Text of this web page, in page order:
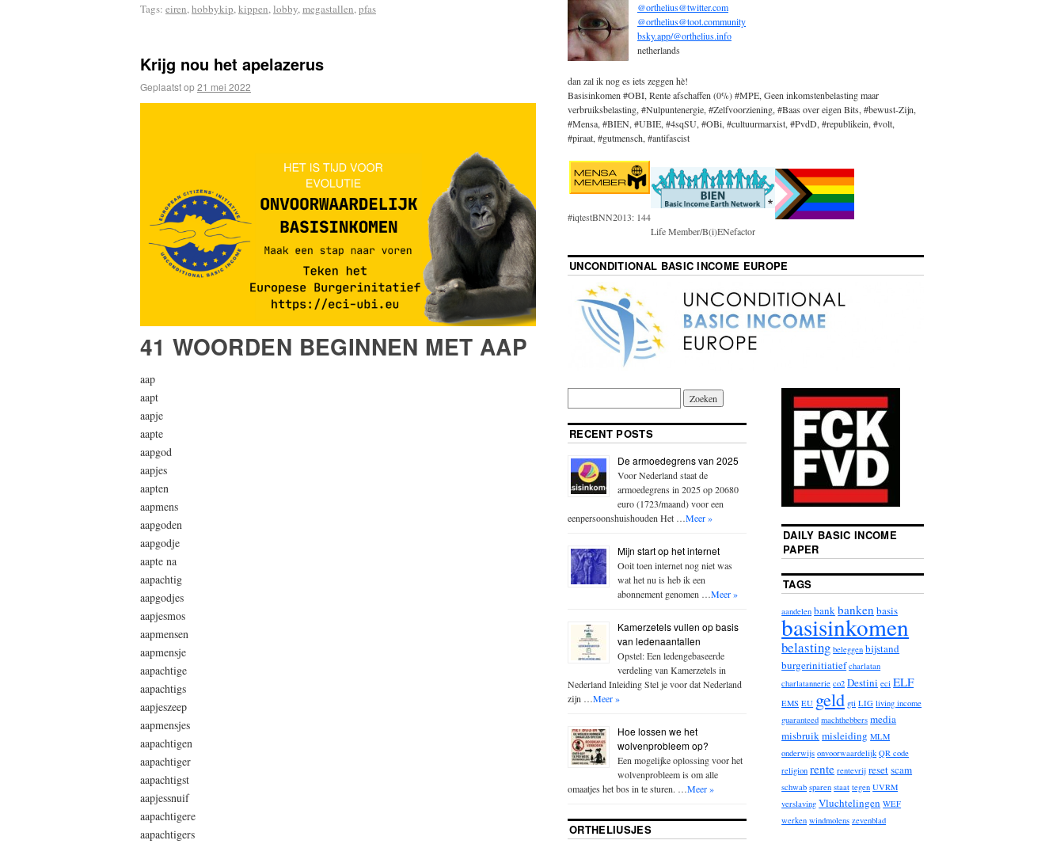
Tags: eiren, hobbykip, kippen, lobby, megastallen, pfas
Krijg nou het apelazerus
Geplaatst op21 mei 2022
41 WOORDEN BEGINNEN MET AAP
aap
aapt
aapje
aapte
aapgod
aapjes
aapten
aapmens
aapgoden
aapgodje
aapte na
aapachtig
aapgodjes
aapjesmos
aapmensen
aapmensje
aapachtige
aapachtigs
aapjeszeep
aapmensjes
aapachtigen
aapachtiger
aapachtigst
aapjessnuif
aapachtigere
aapachtigers
@orthelius@twitter.com
@orthelius@toot.community
bsky.app/@orthelius.info
netherlands
dan zal ik nog es iets zeggen hè!
Basisinkomen #OBI, Rente afschaffen (0%) #MPE, Geen inkomstenbelasting maar
verbruiksbelasting, #Nulpuntenergie, #Zelfvoorziening, #Baas over eigen Bits, #bewust-Zijn,
#Mensa, #BIEN, #UBIE, #4sqSU, #OBi, #cultuurmarxist, #PvdD, #republikein, #volt,
#piraat, #gutmensch, #antifascist
#iqtestBNN2013: 144
Life Member/B(i)ENefactor
UNCONDITIONAL BASIC INCOME EUROPE
RECENT POSTS
De armoedegrens van 2025
Voor Nederland staat de
armoedegrens in 2025 op 20680
euro (1723/maand) voor een
eenpersoonshuishouden Het …Meer »
Mijn start op het internet
Ooit toen internet nog niet was
wat het nu is heb ik een
abonnement genomen …Meer »
Kamerzetels vullen op basis
van ledenaantallen
Opstel: Een ledengebaseerde
verdeling van Kamerzetels in
Nederland Inleiding Stel je voor dat Nederland
zijn …Meer »
Hoe lossen we het
wolvenprobleem op?
Een mogelijke oplossing voor het
wolvenprobleem is om alle
omaatjes het bos in te sturen. …Meer »
ORTHELIUSJES
DAILY BASIC INCOME
PAPER
TAGS
aandelen bankbankenbasis
basisinkomen
belasting beleggen bijstand
burgerinitiatief charlatan
charlatannerie co2 Destini eci ELF
EMS EU geld gti LIG living income
guaranteed machthebbers media
misbruikmisleiding MLM
onderwijs onvoorwaardelijk QR code
religion rente rentevrij resetscam
schwab sparen staat tegen UVRM
verslaving Vluchtelingen WEF
werken windmolens zevenblad